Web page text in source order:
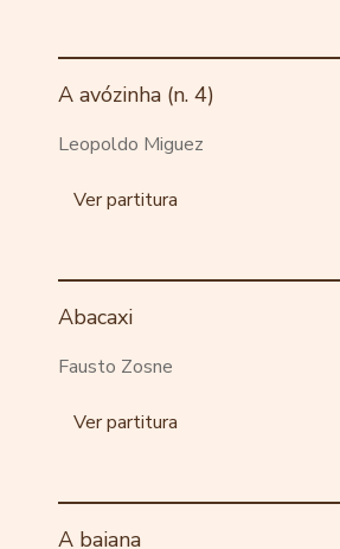
A avózinha (n. 4)
Leopoldo Miguez
Ver partitura
Abacaxi
Fausto Zosne
Ver partitura
A baiana